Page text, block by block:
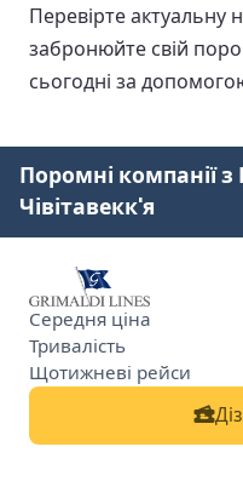
Перевірте актуальну
забронюйте свій
сьогодні за
Поромні компанії з
Чівітавекк'я